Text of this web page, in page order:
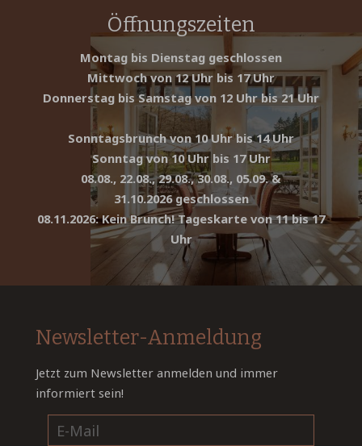
Öffnungszeiten
Montag bis Dienstag geschlossen
Mittwoch von 12 Uhr bis 17 Uhr
Donnerstag bis Samstag von 12 Uhr bis 21 Uhr
Sonntagsbrunch von 10 Uhr bis 14 Uhr
Sonntag von 10 Uhr bis 17 Uhr
08.08., 22.08., 29.08., 30.08., 05.09. &
31.10.2026 geschlossen
08.11.2026: Kein Brunch! Tageskarte von 11 bis 17
Uhr
Newsletter-Anmeldung
Jetzt zum Newsletter anmelden und immer
informiert sein!